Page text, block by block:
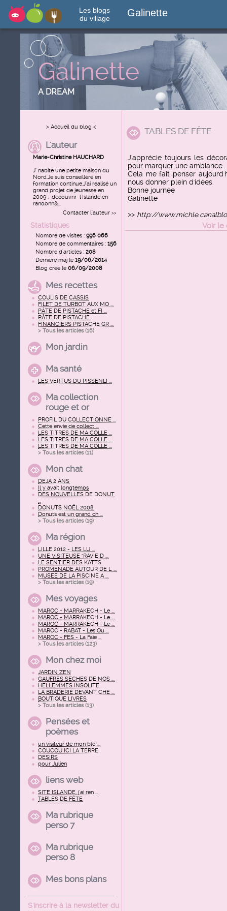
Les blogs
du village
Galinette
Galinette
A DREAM
> Accueil du blog <
L'auteur
Marie-Christine HAUCHARD
J' habite une petite maison du
Nord.Je suis conseillère en
formation continue.J'ai réalisé un
grand projet de jeunesse en
2009 : découvrir l'Islande en
randonn&...
Contacter l'auteur >>
Statistiques
Nombre de visites : 996 066
Nombre de commentaires : 156
Nombre d'articles : 208
Dernière màj le19/06/2014
Blog créé le06/09/2008
Mes recettes
COULIS DE CASSIS
FILET DE TURBOT AUX MO ...
PÂTE DE PISTACHE et FI ...
PÂTE DE PISTACHE
FINANCIERS PISTACHE GR ...
> Tous les articles (16)
Mon jardin
Ma santé
LES VERTUS DU PISSENLI ...
Ma collection
rouge et or
PROFIL DU COLLECTIONNE ...
Cette envie de collect ...
LES TITRES DE MA COLLE ...
LES TITRES DE MA COLLE ...
LES TITRES DE MA COLLE ...
> Tous les articles (11)
Mon chat
DEJA 2 ANS
Il y avait longtemps
DES NOUVELLES DE DONUT
...
DONUTS NOËL 2008
Donuts est un grand ch ...
> Tous les articles (19)
Ma région
LILLE 2012 - LES LU ...
UNE VISITEUSE "RAVIE D ...
LE SENTIER DES KATTS
PROMENADE AUTOUR DE L' ...
MUSEE DE LA PISCINE A ...
> Tous les articles (19)
Mes voyages
MAROC - MARRAKECH - Le ...
MAROC - MARRAKECH - Le ...
MAROC - MARRAKECH - Le ...
MAROC - RABAT - Les Ou ...
MAROC - FES - La Faïe ...
> Tous les articles (123)
Mon chez moi
JARDIN ZEN
GAUFRES SECHES DE NOS ...
HELLEMMES INSOLITE
LA BRADERIE DEVANT CHE ...
BOUTIQUE LIVRES
> Tous les articles (13)
Pensées et
poèmes
un visiteur de mon blo ...
COUCOU ICI LA TERRE
DESIRS
pour Julien
liens web
SITE ISLANDE, j'ai ren ...
TABLES DE FÊTE
Ma rubrique
perso 7
Ma rubrique
perso 8
Mes bons plans
S'inscrire à la newsletter du
TABLES DE FÊTE
J'apprécie toujours les
pour marquer une ambiance.
Cela me fait penser
nous donner plein d'idées.
Bonne journée
Galinette
>> http://
Voir le